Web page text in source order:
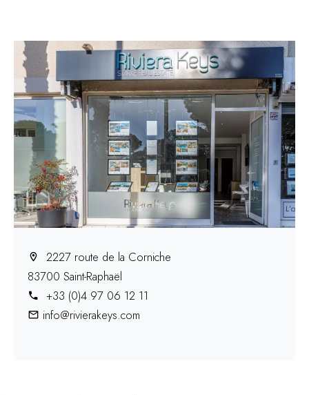
2227 route de la Corniche
83700 Saint-Raphaël
+33 (0)4 97 06 12 11
info@rivierakeys.com